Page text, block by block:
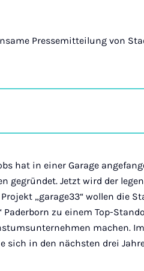
Pressemitteilung von
hat in einer Garage
gegründet. Jetzt wird der
„garage33“ wollen die
Paderborn zu einem Top-
machen.
sich in den nächsten drei